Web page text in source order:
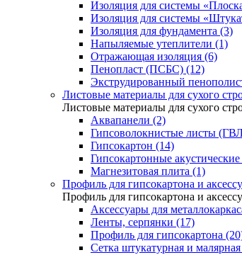
Изоляция для системы
Изоляция для системы
Изоляция для фундамента (3)
Напыляемые утеплители (1)
Отражающая изоляция (6)
Пенопласт (ПСБС) (12)
Экструдированный
Листовые материалы для сухого
Листовые материалы для сухого
Аквапанели (2)
Гипсоволокнистые листы
Гипсокартон (14)
Гипсокартонные
Магнезитовая плита (1)
Профиль для гипсокартона и
Профиль для гипсокартона и
Аксессуары для
Ленты, серпянки (17)
Профиль для гипсокартона
Сетка штукатурная и